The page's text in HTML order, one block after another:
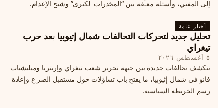
إلى المفتي، وأسئلة معلّقة بين “المخدرات الكبرى” وشبح الإعدام.
أخبار عامة
تحليل جديد لتحركات التحالفات شمال إثيوبيا بعد حرب
تيغراي
٥ أغسطس ٢٠٢٦
تتكشف تحالفات جديدة بين جبهة تحرير شعب تيغراي وإريتريا وميليشيات
فانو في شمال إثيوبيا، ما يفتح باب تساؤلات حول مستقبل الصراع وإعادة
رسم الخريطة السياسية.